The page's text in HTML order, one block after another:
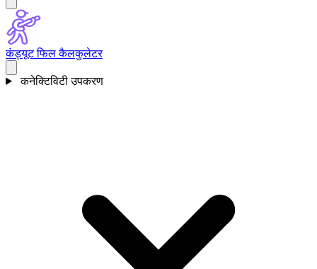
कंड्यूट फिल कैलकुलेटर
कनेक्टिविटी उपकरण